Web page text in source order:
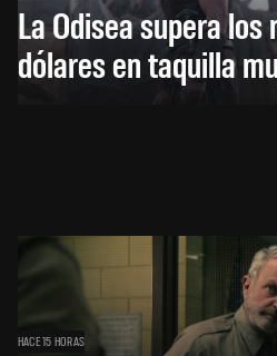
La Odisea supera
dólares en taquilla
HACE 15 HORAS